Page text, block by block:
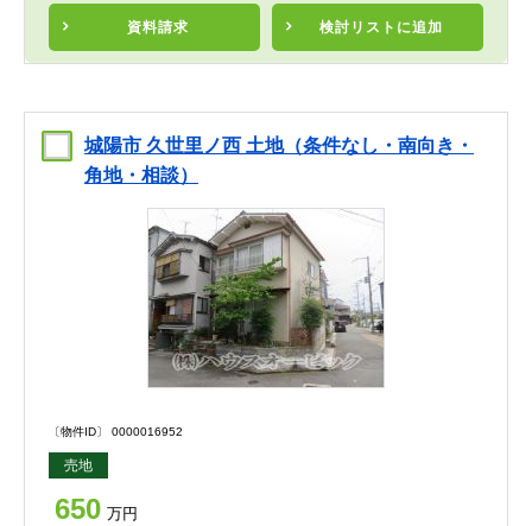
資料請求 検討リスト に追加
城陽市 久世里ノ西 土地（条件なし・南向き・
角地・相談）
〔物件ID〕 0000016952
売地
650 万円